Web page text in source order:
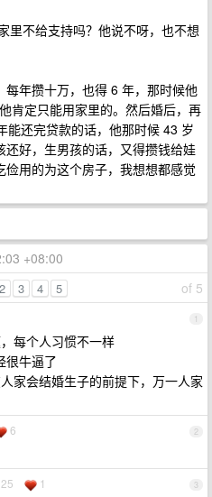
里不给支持吗？他说不呀，也不想
年攒十万，也得 6 年，那时候他
肯定只能用家里的。然后婚后，再
能还完贷款的话，他那时候 43 岁
好，生男孩的话，又得攒钱给娃
用的为这个房子，我想想都感觉
+08:00
of 5
2 3 4 5
1
每个人习惯不一样
很牛逼了
家会结婚生子的前提下，万一人家
2
6
3
1